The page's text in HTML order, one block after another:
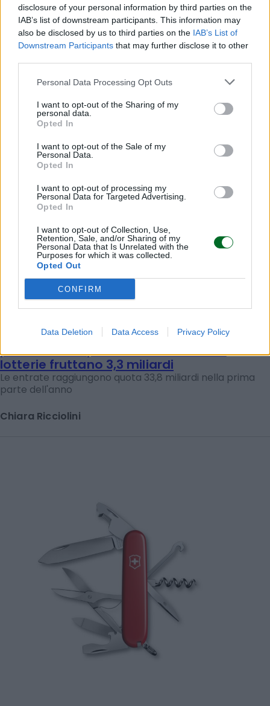
disclosure of your personal information by third parties on the
IAB’s list of downstream participants. This information may
also be disclosed by us to third parties on the IAB’s List of
Downstream Participants that may further disclose it to other
Personal Data Processing Opt Outs
I want to opt-out of the Sharing of my
personal data.
Opted In
I want to opt-out of the Sale of my
Personal Data.
Opted In
I want to opt-out of processing my
Personal Data for Targeted Advertising.
Opted In
I want to opt-out of Collection, Use,
Retention, Sale, and/or Sharing of my
Personal Data that Is Unrelated with the
Purposes for which it was collected.
Opted Out
CONFIRM
Data Deletion Data Access Privacy Policy
ECONOMIA POLITICA
Eurostat: inflazione stabile al 2%
nell'Eurozona
Il contributo principale arriva dai servizi, con un impatto
tabacco, con +0,63 punti
Redazione
Conti pubblici, entrate in crescita dell'8,4
per cento nei primi sei mesi 2025. Le
lotterie fruttano 3,3 miliardi
Le entrate raggiungono quota 33,8 miliardi nella prima
parte dell'anno
Chiara Ricciolini